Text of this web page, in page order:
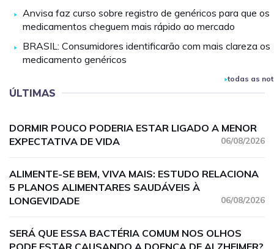
Anvisa faz curso sobre registro de genéricos para que os
medicamentos cheguem mais rápido ao mercado
BRASIL: Consumidores identificarão com mais clareza os
medicamento genéricos
todas as
ÚLTIMAS
DORMIR POUCO PODERIA ESTAR LIGADO A MENOR
EXPECTATIVA DE VIDA
06/08/2026
ALIMENTE-SE BEM, VIVA MAIS: ESTUDO RELACIONA
5 PLANOS ALIMENTARES SAUDÁVEIS À
LONGEVIDADE
06/08/2026
SERÁ QUE ESSA BACTÉRIA COMUM NOS OLHOS
PODE ESTAR CAUSANDO A DOENÇA DE ALZHEIMER?